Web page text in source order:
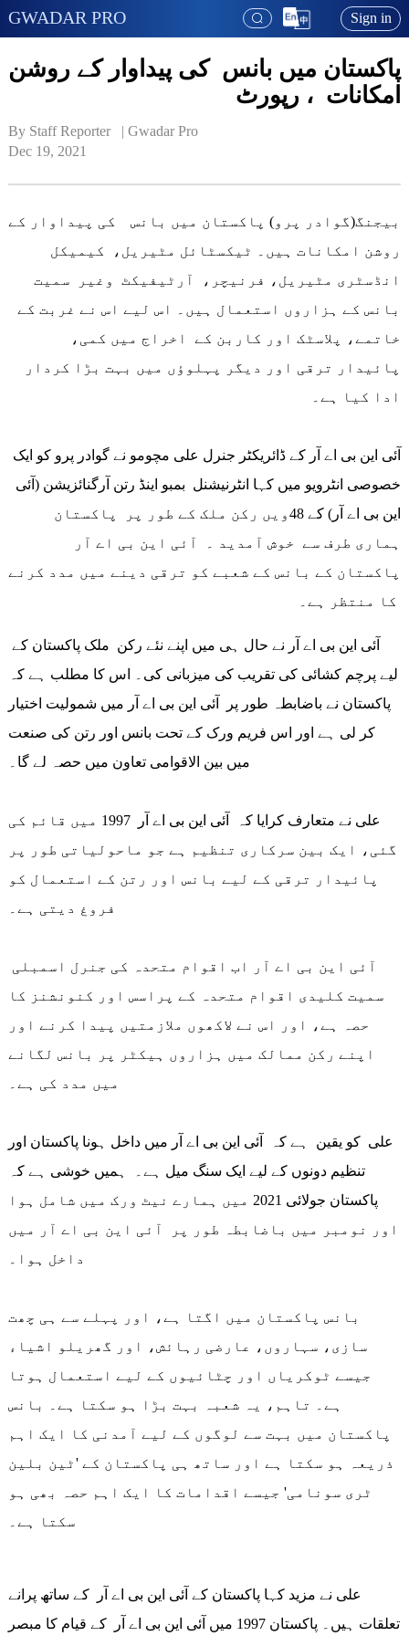
GWADAR PRO Sign in
پاکستان میں بانس کی پیداوار کے روشن
امکانات ، رپورٹ
By Staff Reporter   | Gwadar Pro
Dec 19, 2021
بیجنگ(گوادر پرو) پاکستان میں بانس کی پیداوار کے
روشن امکانات ہیں۔ ٹیکسٹائل مٹیریل، کیمیکل
انڈسٹری مٹیریل، فرنیچر، آرٹیفیکٹ وغیر سمیت
بانس کے ہزاروں استعمال ہیں۔ اس لیے اس نے غربت کے
خاتمے، پلاسٹک اور کاربن کے اخراج میں کمی،
پائیدار ترقی اور دیگر پہلوؤں میں بہت بڑا کردار
ادا کیا ہے۔
خصوصی انٹرویو میں کہا انٹرنیشنل بمبو اینڈ رتن آرگنائزیشن (آئی
این بی اے آر) کے 48ویں رکن ملک کے طور پر پاکستان
ہماری طرف سے خوش آمدید ۔ آئی این بی اے آر
پاکستان کے بانس کے شعبے کو ترقی دینے میں مدد کرنے
لیے پرچم کشائی کی تقریب کی میزبانی کی۔ اس کا مطلب ہے کہ
پاکستان نے باضابطہ طور پر آئی این بی اے آر میں شمولیت اختیار
کر لی ہے اور اس فریم ورک کے تحت بانس اور رتن کی صنعت
میں بین الاقوامی تعاون میں حصہ لے گا۔
علی نے متعارف کرایا کہ آئی این بی اے آر 1997 میں قائم کی
گئی، ایک بین سرکاری تنظیم ہے جو ماحولیاتی طور پر
پائیدار ترقی کے لیے بانس اور رتن کے استعمال کو
فروغ دیتی ہے۔
سمیت کلیدی اقوام متحدہ کے پراسس اور کنونشنز کا
حصہ ہے، اور اس نے لاکھوں ملازمتیں پیدا کرنے اور
اپنے رکن ممالک میں ہزاروں ہیکٹر پر بانس لگانے
میں مدد کی ہے۔
علی کو یقین ہے کہ آئی این بی اے آر میں داخل ہونا پاکستان اور
تنظیم دونوں کے لیے ایک سنگ میل ہے۔ ہمیں خوشی ہے کہ
پاکستان جولائی 2021 میں ہمارے نیٹ ورک میں شامل ہوا
اور نومبر میں باضابطہ طور پر آئی این بی اے آر میں
داخل ہوا۔
بانس پاکستان میں اگتا ہے، اور پہلے سے ہی چھت
سازی، سہاروں، عارضی رہائش، اور گھریلو اشیاء
جیسے ٹوکریاں اور چٹائیوں کے لیے استعمال ہوتا
ہے۔ تاہم، یہ شعبہ بہت بڑا ہو سکتا ہے۔ بانس
پاکستان میں بہت سے لوگوں کے لیے آمدنی کا ایک اہم
ذریعہ ہو سکتا ہے اور ساتھ ہی پاکستان کے 'ٹین بلین
ٹری سونامی' جیسے اقدامات کا ایک اہم حصہ بھی ہو
سکتا ہے۔
علی نے مزید کہا پاکستان کے آئی این بی اے آر کے ساتھ پرانے
تعلقات ہیں۔ پاکستان 1997 میں آئی این بی اے آر کے قیام کا مبصر